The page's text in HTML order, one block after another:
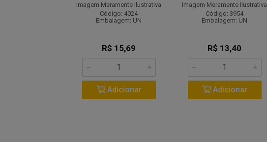
Imagem Meramente Ilustrativa
Código: 4024
Embalagem: UN
R$ 15,69
Adicionar
Imagem Meramente Ilustrativa
Código: 3954
Embalagem: UN
R$ 13,40
Adicionar